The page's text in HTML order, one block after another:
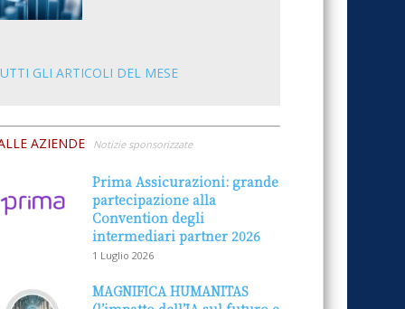
GLI ARTICOLI DEL MESE
AZIENDE Notizie sponsorizzate
Prima Assicurazioni: grande
partecipazione alla
Convention degli
intermediari partner 2026
1 Luglio 2026
MAGNIFICA HUMANITAS